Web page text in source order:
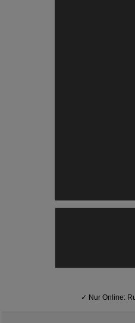
✓ Nur Online: